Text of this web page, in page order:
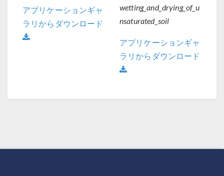
アプリケーションギャ
ラリからダウンロード
wetting_and_drying_of_u
nsaturated_soil
アプリケーションギャ
ラリからダウンロード